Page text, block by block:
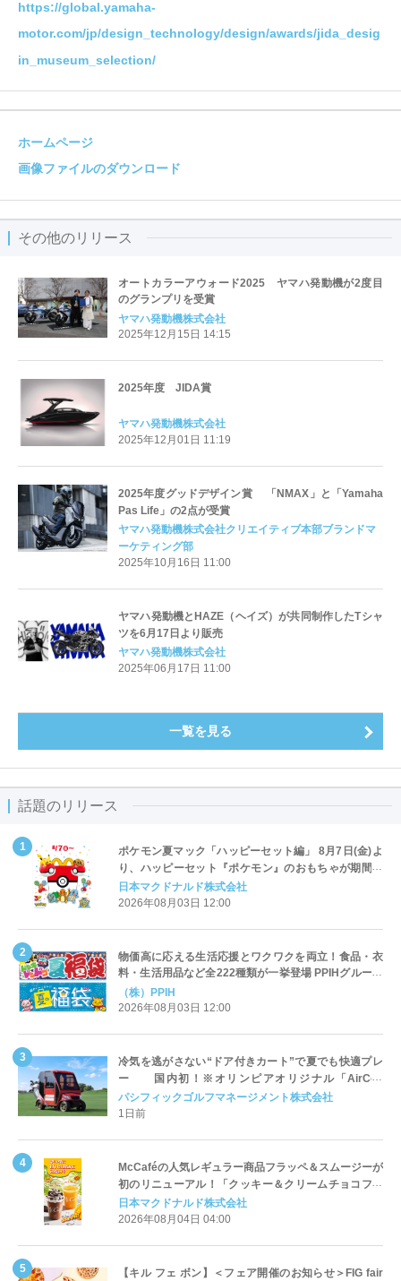
https://global.yamaha-
motor.com/jp/design_technology/design/awards/jida_desig
in_museum_selection/
ホームページ
画像ファイルのダウンロード
その他のリリース
オートカラーアウォード2025 ヤマハ発動機が2度目
のグランプリを受賞
ヤマハ発動機株式会社
2025年12月15日 14:15
2025年度 JIDA賞
ヤマハ発動機株式会社
2025年12月01日 11:19
2025年度グッドデザイン賞 「NMAX」と「Yamaha
Pas Life」の2点が受賞
ヤマハ発動機株式会社クリエイティブ本部ブランドマ
ーケティング部
2025年10月16日 11:00
ヤマハ発動機とHAZE（ヘイズ）が共同制作したTシャ
ツを6月17日より販売
ヤマハ発動機株式会社
2025年06月17日 11:00
一覧を見る
話題のリリース
ポケモン夏マック「ハッピーセット編」 8月7日(金)よ
り、ハッピーセット『ポケモン』のおもちゃが期間限
定登場
日本マクドナルド株式会社
2026年08月03日 12:00
物価高に応える生活応援とワクワクを両立！食品・衣
料・生活用品など全222種類が一挙登場 PPIHグループ
「夏福袋」＆セール 8月6日(木)より順次スタート
（株）PPIH
2026年08月03日 12:00
冷気を逃がさない“ドア付きカート”で夏でも快適プレ
ー 国内初！※オリンピアオリジナル「AirCon
Cart（エアコンカート）」導入 | ＰＧＭ
パシフィックゴルフマネージメント株式会社
1日前
McCaféの人気レギュラー商品フラッペ＆スムージーが
初のリニューアル！「クッキー＆クリームチョコフラ
ッペ」「マンゴースムージー」8月5日（水）から販売
開始
日本マクドナルド株式会社
2026年08月04日 04:00
【キル フェ ボン】＜フェア開催のお知らせ＞FIG fair